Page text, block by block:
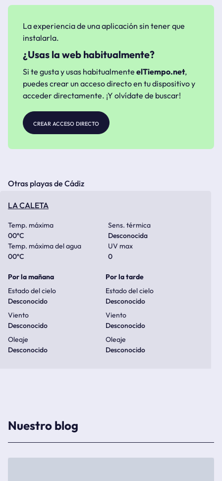
La experiencia de una aplicación sin tener que
instalarla.
¿Usas la web habitualmente?
Si te gusta y usas habitualmente elTiempo.net,
puedes crear un acceso directo en tu dispositivo y
acceder directamente. ¡Y olvídate de buscar!
crear acceso directo
Otras playas de Cádiz
LA CALETA
Temp. máxima
00ºC
Sens. térmica
Desconocida
Temp. máxima del agua
00ºC
UV max
0
Por la mañana
Estado del cielo
Desconocido
Viento
Desconocido
Oleaje
Desconocido
Por la tarde
Estado del cielo
Desconocido
Viento
Desconocido
Oleaje
Desconocido
Nuestro blog